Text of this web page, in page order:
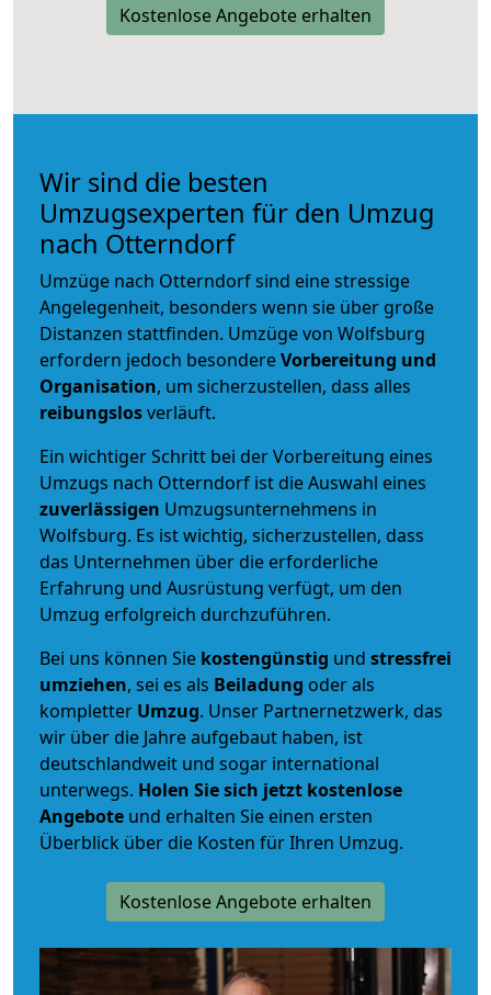
Kostenlose Angebote erhalten
Wir sind die besten
Umzugsexperten für den Umzug
nach Otterndorf
Umzüge nach Otterndorf sind eine stressige
Angelegenheit, besonders wenn sie über große
Distanzen stattfinden. Umzüge von Wolfsburg
erfordern jedoch besondereVorbereitung und
Organisation, um sicherzustellen, dass alles
reibungslosverläuft.
Ein wichtiger Schritt bei der Vorbereitung eines
Umzugs nach Otterndorf ist die Auswahl eines
zuverlässigen Umzugsunternehmens in
Wolfsburg. Es ist wichtig, sicherzustellen, dass
das Unternehmen über die erforderliche
Erfahrung und Ausrüstung verfügt, um den
Umzug erfolgreich durchzuführen.
Bei uns können Sie kostengünstig und stressfrei
umziehen, sei es als Beiladung oder als
kompletter Umzug. Unser Partnernetzwerk, das
wir über die Jahre aufgebaut haben, ist
deutschlandweit und sogar international
unterwegs. Holen Sie sich jetzt kostenlose
Angebote und erhalten Sie einen ersten
Überblick über die Kosten für Ihren Umzug.
Kostenlose Angebote erhalten